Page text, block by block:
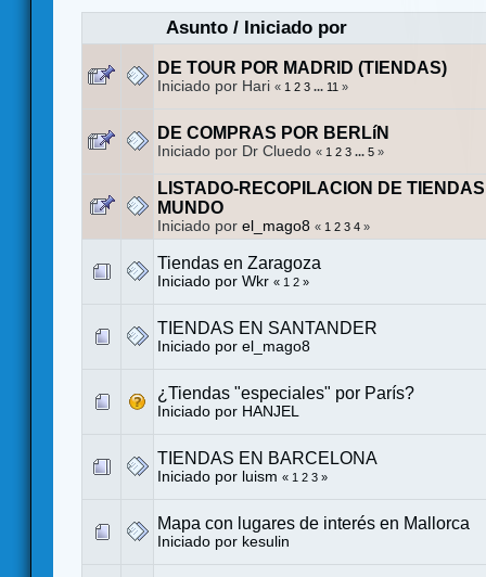
Asunto/ Iniciado por
DE TOUR POR MADRID (TIENDAS)
Iniciado por Hari « 1 2 3 ... 11 »
DE COMPRAS POR BERLíN
Iniciado por Dr Cluedo « 1 2 3 ... 5 »
LISTADO-RECOPILACION DE
MUNDO
Iniciado por el_mago8 « 1 2 3 4 »
Tiendas en Zaragoza
Iniciado por Wkr « 1 2 »
TIENDAS EN SANTANDER
Iniciado por el_mago8
¿Tiendas "especiales" por París?
Iniciado por HANJEL
TIENDAS EN BARCELONA
Iniciado por luism « 1 2 3 »
Mapa con lugares de interés en Mallorca
Iniciado por kesulin